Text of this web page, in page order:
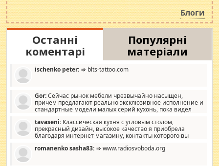
роздувається ще одна соціальна катастрофа.
Блоги
Останні
коментарі
Популярні
матеріали
ischenko peter: ⇒ blts-tattoo.com
Gor:Сейчас рынок мебели чрезвычайно насыщен,
причем предлагают реально эксклюзивное исполнение и
стандартные модели малых серий кухонь, пока видел
стандартные формы, в MebelOk, креативненько и что главное -
со вкусом все в порядке, без ненужных наворотов удорожающих
мебель, а это не последний фактор.
tavaseni: Классическая кухня с угловым столом,
прекрасный дизайн, высокое качество я приобрела
благодаря интернет магазину, контакты которого вы
romanenko sasha83: ⇒ www.radiosvoboda.org